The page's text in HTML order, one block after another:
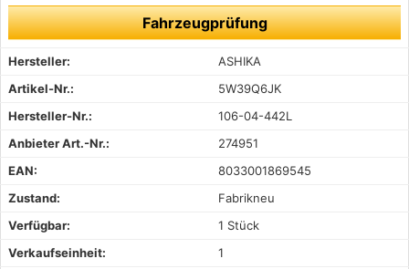
Fahrzeugprüfung
Hersteller:
ASHIKA
Artikel-Nr.:
5W39Q6JK
Hersteller-Nr.:
106-04-442L
Anbieter Art.-Nr.:
274951
EAN:
8033001869545
Zustand:
Fabrikneu
Verfügbar:
1 Stück
Verkaufseinheit:
1